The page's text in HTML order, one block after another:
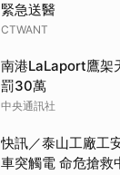
緊急送醫
CTWANT
南港LaLaport鷹
罰30萬
中央通訊社
快訊／泰山工廠工
車突觸電 命危搶救